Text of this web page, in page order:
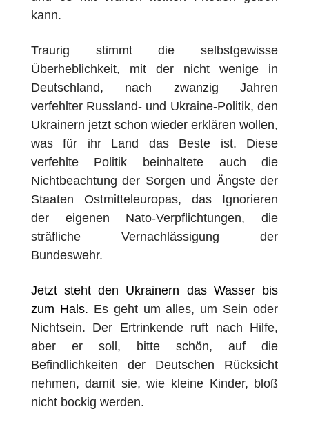
kann.
Traurig stimmt die selbstgewisse
Überheblichkeit, mit der nicht wenige in
Deutschland, nach zwanzig Jahren
verfehlter Russland- und Ukraine-Politik, den
Ukrainern jetzt schon wieder erklären wollen,
was für ihr Land das Beste ist. Diese
verfehlte Politik beinhaltete auch die
Nichtbeachtung der Sorgen und Ängste der
Staaten Ostmitteleuropas, das Ignorieren
der eigenen Nato-Verpflichtungen, die
sträfliche Vernachl ässigung der
Bundeswehr.
Jetzt steht den Ukrainern das Wasser bis
zum Hals. Es geht um alles, um Sein oder
Nichtsein. Der Ertrinkende ruft nach Hilfe,
aber er soll, bitte schön, auf die
Befindlichkeiten der Deutschen Rücksicht
nehmen, damit sie, wie kleine Kinder, bloß
nicht bockig werden.